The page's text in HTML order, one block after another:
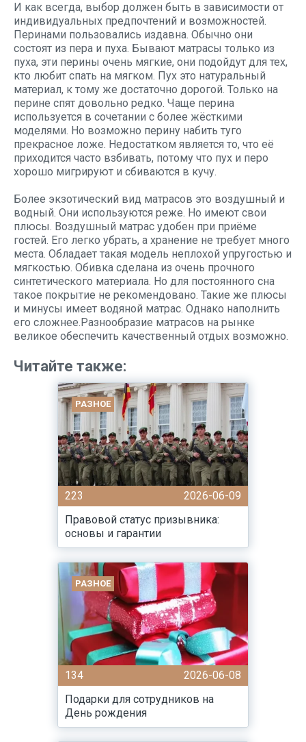
И как всегда, выбор должен быть в зависимости от
индивидуальных предпочтений и возможностей.
Перинами пользовались издавна. Обычно они
состоят из пера и пуха. Бывают матрасы только из
пуха, эти перины очень мягкие, они подойдут для тех,
кто любит спать на мягком. Пух это натуральный
материал, к тому же достаточно дорогой. Только на
перине спят довольно редко. Чаще перина
используется в сочетании с более жёсткими
моделями. Но возможно перину набить туго
прекрасное ложе. Недостатком является то, что её
приходится часто взбивать, потому что пух и перо
хорошо мигрируют и сбиваются в кучу.
Более экзотический вид матрасов это воздушный и
водный. Они используются реже. Но имеют свои
плюсы. Воздушный матрас удобен при приёме
гостей. Его легко убрать, а хранение не требует много
места. Обладает такая модель неплохой упругостью и
мягкостью. Обивка сделана из очень прочного
синтетического материала. Но для постоянного сна
такое покрытие не рекомендовано. Такие же плюсы
и минусы имеет водяной матрас. Однако наполнить
его сложнее.Разнообразие матрасов на рынке
великое обеспечить качественный отдых возможно.
Читайте также:
РАЗНОЕ
223
2026-06-09
Правовой статус призывника:
основы и гарантии
РАЗНОЕ
134
2026-06-08
Подарки для сотрудников на
День рождения